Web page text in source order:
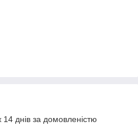
днів за домовленістю